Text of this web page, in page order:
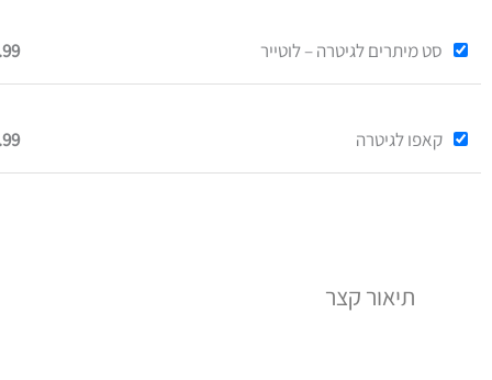
סט מיתרים לגיטרה – לוטייר
קאפו לגיטרה
תיאור קצר